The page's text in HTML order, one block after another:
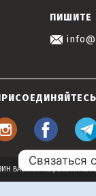
ПИШИТЕ
BABYMARKET, ВСЕ
Связаться